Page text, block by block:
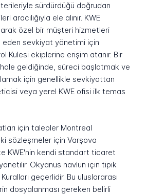
sürdürdüğü doğrudan
aracılığıyla ele alınır. KWE
özel bir müşteri hizmetleri
sevkiyat yönetimi için
Kulesi ekiplerine erişim atanır. Bir
geldiğinde, süreci başlatmak ve
için genellikle sevkiyattan
veya yerel KWE ofisi ilk temas
için talepler Montreal
sözleşmeler için Varşova
KWE'nin kendi standart ticaret
Okyanus navlun için tipik
geçerlidir. Bu uluslararası
dosyalanması gereken belirli